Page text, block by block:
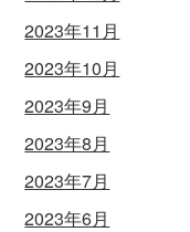
2023年11月
2023年10月
2023年9月
2023年8月
2023年7月
2023年6月